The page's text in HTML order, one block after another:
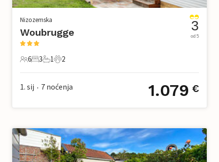
Nizozemska
Woubrugge
6 Gosti
6
3 Spavaće sobe
3
1 Kupaonica
1
2 Kućni ljubimac
2
3
od 5
1. sij • 7 noćenja 1.079 €